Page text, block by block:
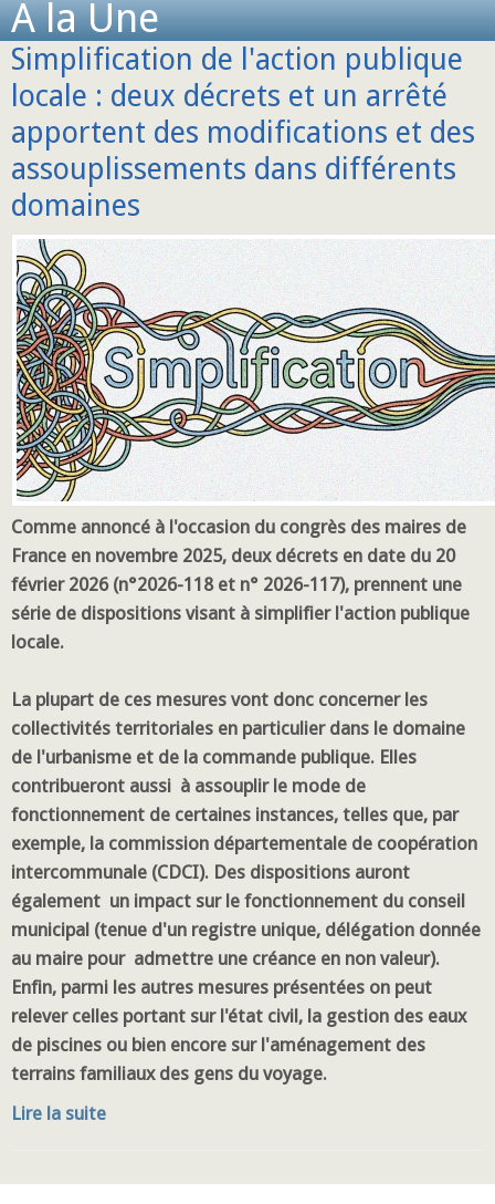
A la Une
Simplification de l'action publique
locale : deux décrets et un arrêté
apportent des modifications et des
assouplissements dans différents
domaines
Comme annoncé à l'occasion du congrès des maires de
France en novembre 2025, deux décrets en date du 20
février 2026 (n°2026-118 et n° 2026-117), prennent une
série de dispositions visant à simplifier l'action publique
locale.
La plupart de ces mesures vont donc concerner les
collectivités territoriales en particulier dans le domaine
de l'urbanisme et de la commande publique. Elles
contribueront aussi à assouplir le mode de
fonctionnement de certaines instances, telles que, par
exemple, la commission départementale de coopération
intercommunale (CDCI). Des dispositions auront
également un impact sur le fonctionnement du conseil
municipal (tenue d'un registre unique, délégation donnée
au maire pour admettre une créance en non valeur).
Enfin, parmi les autres mesures présentées on peut
relever celles portant sur l'état civil, la gestion des eaux
de piscines ou bien encore sur l'aménagement des
terrains familiaux des gens du voyage.
Lire la suite